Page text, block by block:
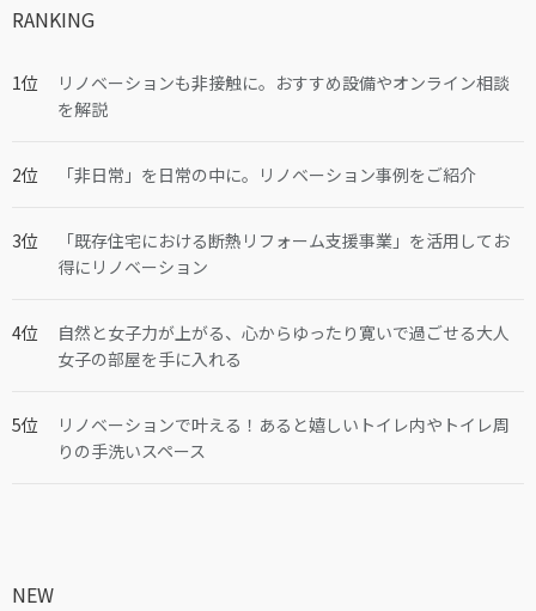
RANKING
リノベーションも非接触に。おすすめ設備やオンライン相談
を解説
「非日常」を日常の中に。リノベーション事例をご紹介
「既存住宅における断熱リフォーム支援事業」を活用してお
得にリノベーション
自然と女子力が上がる、心からゆったり寛いで過ごせる大人
女子の部屋を手に入れる
リノベーションで叶える！あると嬉しいトイレ内やトイレ周
りの手洗いスペース
NEW